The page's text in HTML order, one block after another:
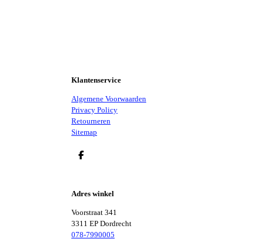
Klantenservice
Algemene Voorwaarden
Privacy Policy
Retourneren
Sitemap
D
N
Adres winkel
Voorstraat 341
3311 EP Dordrecht
078-7990005